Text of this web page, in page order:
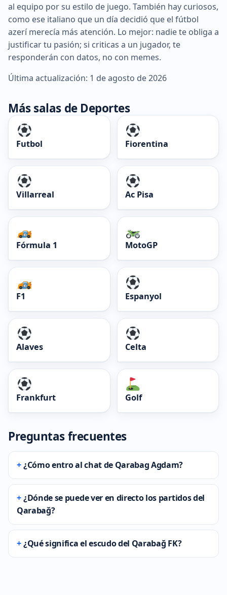
al equipo por su estilo de juego. También hay curiosos,
como ese italiano que un día decidió que el fútbol
azerí merecía más atención. Lo mejor: nadie te obliga a
justificar tu pasión; si criticas a un jugador, te
responderán con datos, no con memes.
Última actualización: 1 de agosto de 2026
Más salas de Deportes
Futbol Fiorentina
Villarreal Ac Pisa
Fórmula 1 MotoGP
F1 Espanyol
Alaves Celta
Frankfurt Golf
Preguntas frecuentes
¿Cómo entro al chat de Qarabag Agdam?
¿Dónde se puede ver en directo los partidos del
Qarabağ?
¿Qué significa el escudo del Qarabağ FK?